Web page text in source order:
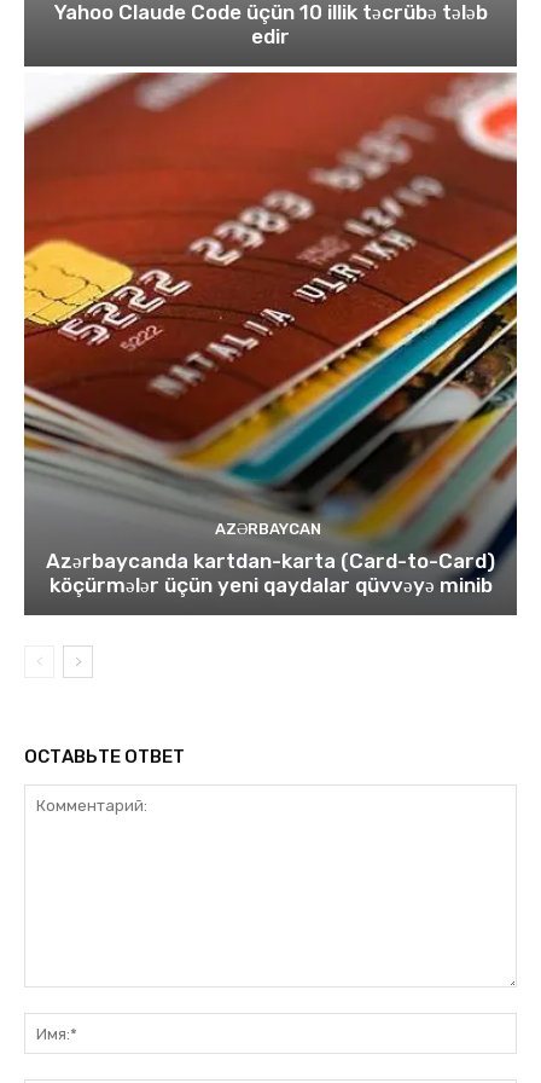
Yahoo Claude Code üçün 10 illik təcrübə tələb
edir
AZƏRBAYCAN
Azərbaycanda kartdan-karta (Card-to-Card)
köçürmələr üçün yeni qaydalar qüvvəyə minib
ОСТАВЬТЕ ОТВЕТ